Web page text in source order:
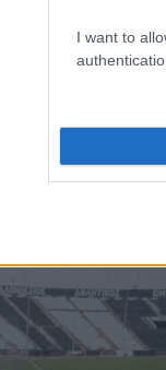
I want to